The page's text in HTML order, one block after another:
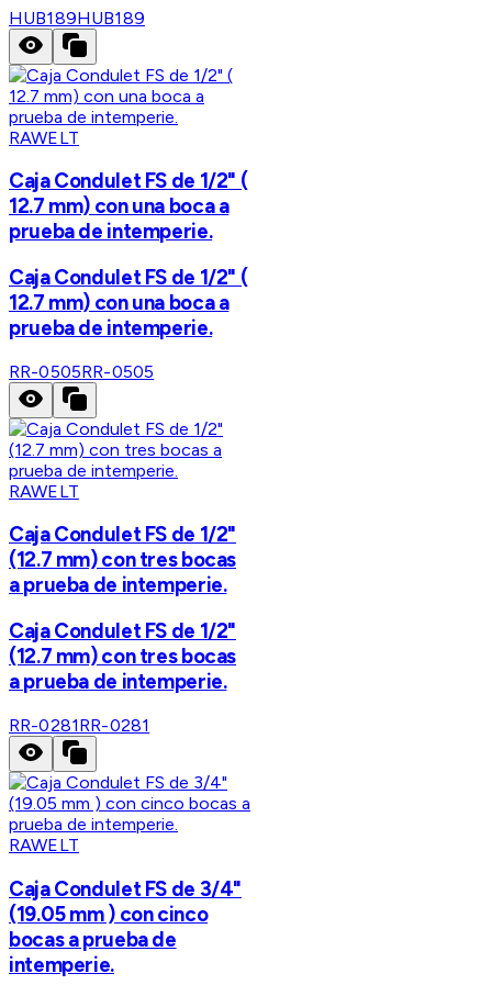
HUB189HUB189
RAWELT
Caja Condulet FS de 1/2" (
12.7 mm) con una boca a
prueba de intemperie.
Caja Condulet FS de 1/2" (
12.7 mm) con una boca a
prueba de intemperie.
RR-0505RR-0505
RAWELT
Caja Condulet FS de 1/2"
(12.7 mm) con tres bocas
a prueba de intemperie.
Caja Condulet FS de 1/2"
(12.7 mm) con tres bocas
a prueba de intemperie.
RR-0281RR-0281
RAWELT
Caja Condulet FS de 3/4"
(19.05 mm ) con cinco
bocas a prueba de
intemperie.